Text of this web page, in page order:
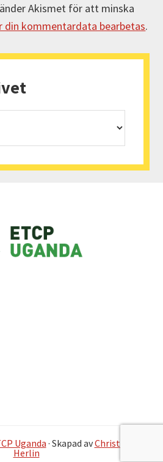
Akismet för att minska
din kommentardata bearbetas.
Uganda· Skapad avChristofer
Herlin